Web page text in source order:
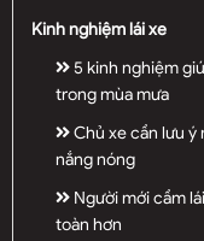
Kinh nghiệm lái xe
5 kinh nghiệm
trong mùa mưa
Chủ xe cần lưu
nắng nóng
Người mới cầm
toàn hơn